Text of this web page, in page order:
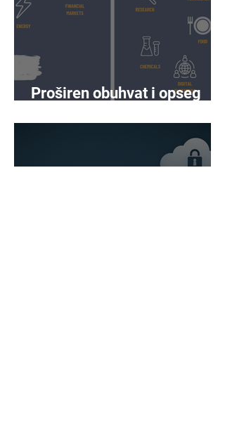
Proširen obuhvat i opseg